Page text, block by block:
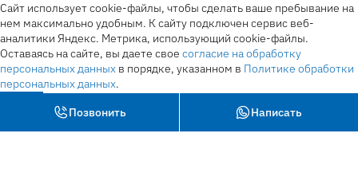
Позвонить Написать
Сайт использует cookie-файлы, чтобы сделать ваше пребывание на
нем максимально удобным. К cайту подключен сервис веб-
аналитики Яндекс. Метрика, использующий cookie-файлы.
Оставаясь на сайте, вы даете свое согласие на обработку
персональных данных в порядке, указанном в Политике обработки
персональных данных.